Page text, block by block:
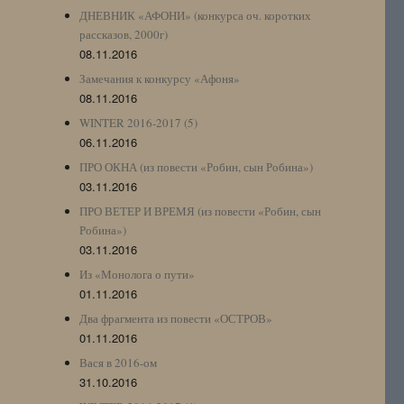
ДНЕВНИК «АФОНИ» (конкурса оч. коротких
рассказов, 2000г)
08.11.2016
Замечания к конкурсу «Афоня»
08.11.2016
WINTER 2016-2017 (5)
06.11.2016
ПРО ОКНА (из повести «Робин, сын Робина»)
03.11.2016
ПРО ВЕТЕР И ВРЕМЯ (из повести «Робин, сын
Робина»)
03.11.2016
Из «Монолога о пути»
01.11.2016
Два фрагмента из повести «ОСТРОВ»
01.11.2016
Вася в 2016-ом
31.10.2016